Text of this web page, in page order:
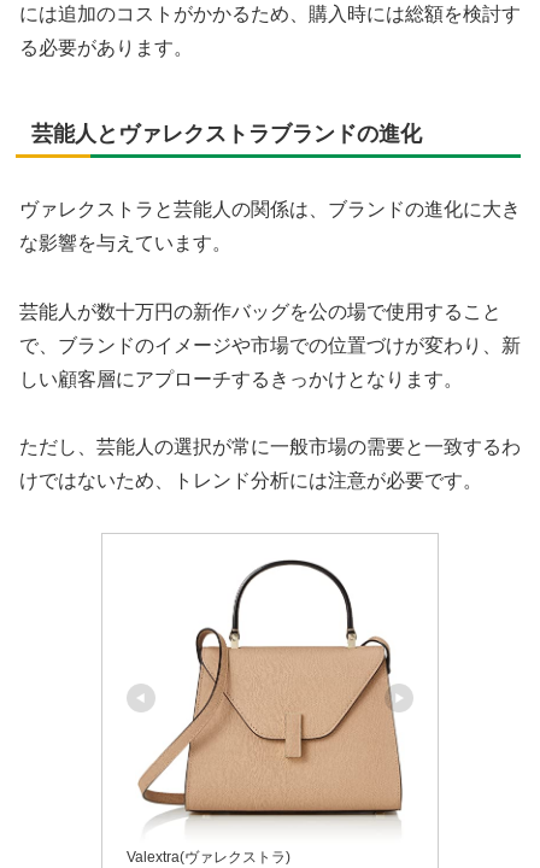
には追加のコストがかかるため、購入時には総額を検討す
る必要があります。
芸能人とヴァレクストラブランドの進化
ヴァレクストラと芸能人の関係は、ブランドの進化に大き
な影響を与えています。
芸能人が数十万円の新作バッグを公の場で使用すること
で、ブランドのイメージや市場での位置づけが変わり、新
しい顧客層にアプローチするきっかけとなります。
ただし、芸能人の選択が常に一般市場の需要と一致するわ
けではないため、トレンド分析には注意が必要です。
Valextra(ヴァレクストラ)